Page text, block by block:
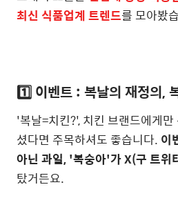
최신 식품업계 트렌드를 모아봤
1️⃣ 이벤트 : 복날의 재정의,
'복날=치킨?', 치킨 브랜드에게
셨다면 주목하셔도 좋습니다. 이
아닌 과일, '복숭아'가 X(구 트위
탔거든요.